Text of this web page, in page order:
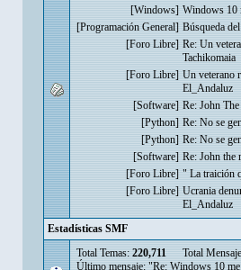
[Windows] Windows 10
[Programación General] Búsqueda
[Foro Libre] Re: Un
Tachikomaia
[Foro Libre] Un veterano
El_Andaluz
[Software] Re: John
[Python] Re: No se
[Python] Re: No se
[Software] Re: John the
[Foro Libre] " La traición
[Foro Libre] Ucrania
El_Andaluz
Estadísticas SMF
Total Temas: 220,711 Total
Último mensaje: "Re: Windows 10